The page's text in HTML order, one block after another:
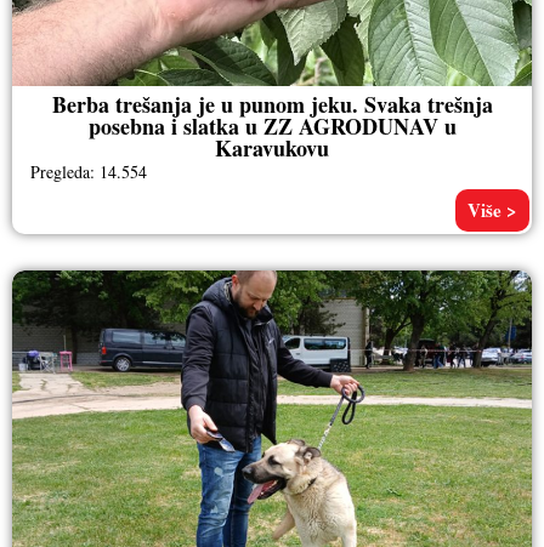
Berba trešanja je u punom jeku. Svaka trešnja
posebna i slatka u ZZ AGRODUNAV u
Karavukovu
Pregleda: 14.554
Više >